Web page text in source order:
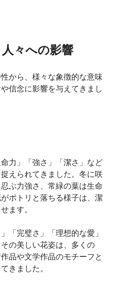
々への影響
から、様々な象徴的な意味
信念に影響を与えてきまし
力」「強さ」「潔さ」など
えられてきました。冬に咲
ぶ力強さ、常緑の葉は生命
ポトリと落ちる様子は、潔
ます。
「完璧さ」「理想的な愛」
の美しい花姿は、多くの
品や文学作品のモチーフと
きました。